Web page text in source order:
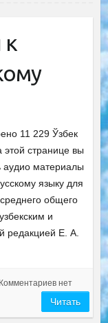
к
11 229 Ўзбек
странице вы
аудио материалы
языку для
общего
и
редакцией Е. А.
Комментариев нет
Читать